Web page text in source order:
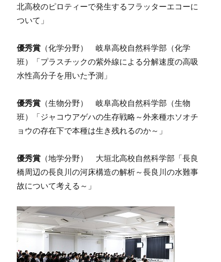
北高校のピロティーで発生するフラッターエコーに
ついて」
優秀賞 （化学分野） 岐阜高校自然科学部（化学
班）「プラスチックの紫外線による分解速度の高吸
水性高分子を用いた予測」
優秀賞 （生物分野） 岐阜高校自然科学部（生物
班）「ジャコウアゲハの生存戦略～外来種ホソオチ
ョウの存在下で本種は生き残れるのか～」
優秀賞 （地学分野） 大垣北高校自然科学部「長良
橋周辺の長良川の河床構造の解析～長良川の水難事
故について考える～」